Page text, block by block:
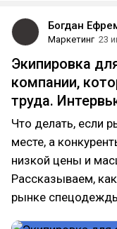
Богдан
Маркетинг 23
Экипировка
компании,
труда.
Что делать, если
месте, а
низкой цены и
Рассказываем,
рынке